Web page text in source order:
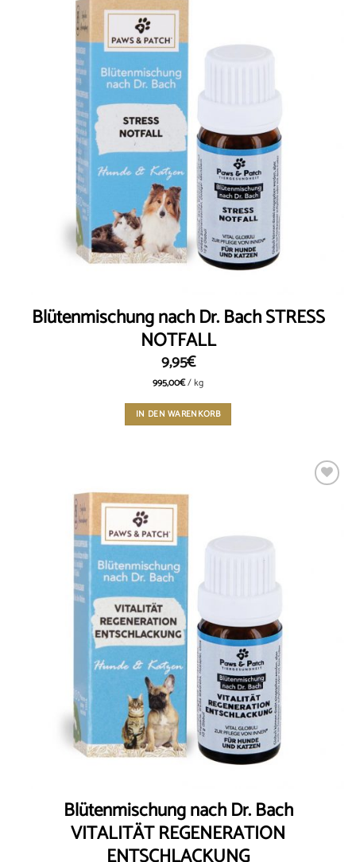
Blütenmischung nach Dr. Bach STRESS
NOTFALL
9,95€
995,00€/kg
IN DEN WARENKORB
Blütenmischung nach Dr. Bach
VITALITÄT REGENERATION